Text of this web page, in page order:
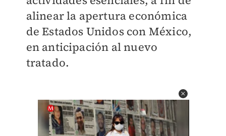
alinear la apertura económica
de Estados Unidos con México,
en anticipación al nuevo
tratado.